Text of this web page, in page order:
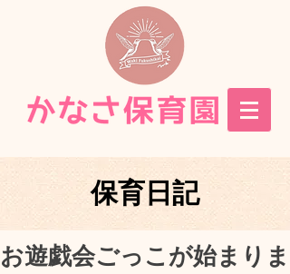
保育日記
お遊戯会ごっこが始まりま